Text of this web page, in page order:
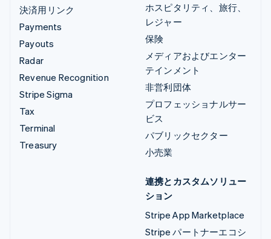
決済用リンク
Payments
Payouts
Radar
Revenue Recognition
Stripe Sigma
Tax
Terminal
Treasury
ホスピタリティ、旅行、
レジャー
保険
メディアおよびエンター
テインメント
非営利団体
プロフェッショナルサー
ビス
パブリックセクター
小売業
連携とカスタムソリュー
ション
Stripe App Marketplace
Stripe パートナーエコシ